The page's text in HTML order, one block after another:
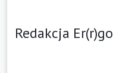
Redakcja Er(r)go